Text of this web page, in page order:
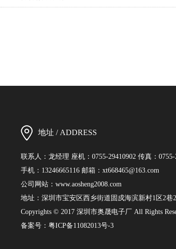
地址 / ADDRESS
联系人：龙经理 座机：0755-29410902 传真：0755-
手机：13246665116 邮箱： xt668465@163.com
公司网站： www.aosheng2008.com
地址：深圳市宝安区西乡街道固戍海滨新村1区2巷
Copyrights © 2017 深圳市奥晟电子厂 All Rights
备案号： 粤ICP备11082013号-3